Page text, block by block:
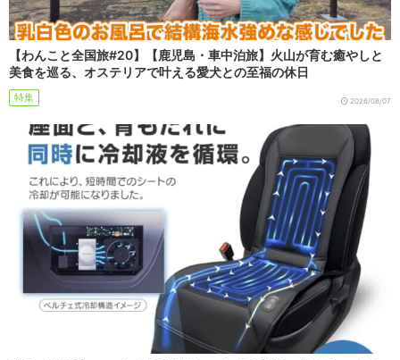
【わんこと全国旅#20】【鹿児島・車中泊旅】火山が育む癒やしと
美食を巡る、オステリアで叶える愛犬との至福の休日
特集 2026/08/07